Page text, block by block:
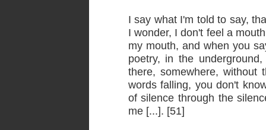
I say what I'm told to say,
I wonder, I don't feel a
my mouth, and when you
poetry, in the
there, somewhere, without
words falling, you don't
of silence through the
me [...]. [51]